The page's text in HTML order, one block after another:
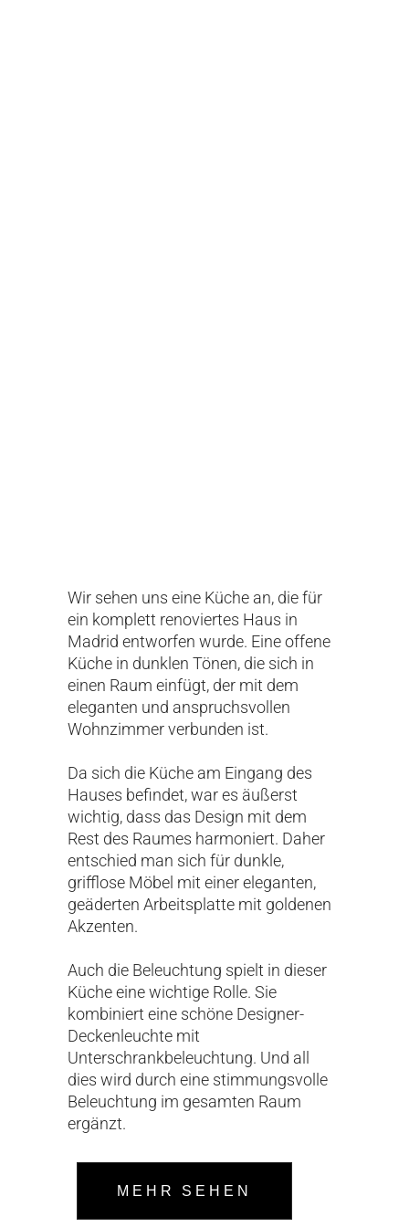
Wir sehen uns eine Küche an, die für
ein komplett renoviertes Haus in
Madrid entworfen wurde. Eine offene
Küche in dunklen Tönen, die sich in
einen Raum einfügt, der mit dem
eleganten und anspruchsvollen
Wohnzimmer verbunden ist.
Da sich die Küche am Eingang des
Hauses befindet, war es äußerst
wichtig, dass das Design mit dem
Rest des Raumes harmoniert. Daher
entschied man sich für dunkle,
grifflose Möbel mit einer eleganten,
geäderten Arbeitsplatte mit goldenen
Akzenten.
Auch die Beleuchtung spielt in dieser
Küche eine wichtige Rolle. Sie
kombiniert eine schöne Designer-
Deckenleuchte mit
Unterschrankbeleuchtung. Und all
dies wird durch eine stimmungsvolle
Beleuchtung im gesamten Raum
ergänzt.
MEHR SEHEN